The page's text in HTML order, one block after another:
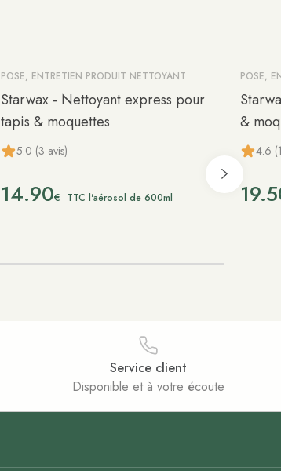
POSE, ENTRETIEN PRODUIT NETTOYANT
Starwax - Nettoyant express pour
tapis & moquettes
5.0 (3 avis)
14.90€ TTC l'aérosol de 600ml
POSE,
&
4.6
Service client
Disponible et à votre écoute